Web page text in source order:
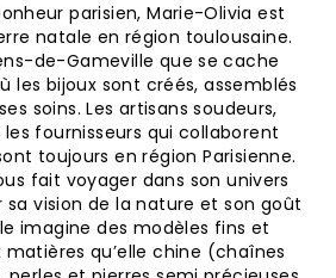
parisien, Marie-Olivia est
natale en région toulousaine.
de-Gameville que se cache
les bijoux sont créés, assemblés
soins. Les artisans soudeurs,
fournisseurs qui collaborent
toujours en région Parisienne.
fait voyager dans son univers
sa vision de la nature et son goût
imagine des modèles fins et
qu’elle chine (chaînes